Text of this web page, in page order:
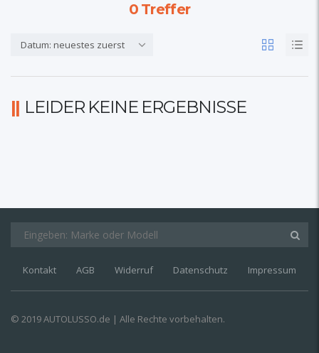
0Treffer
Datum: neuestes zuerst
LEIDER KEINE ERGEBNISSE
Kontakt AGB Widerruf Datenschutz Impressum
© 2019 AUTOLUSSO.de | Alle Rechte vorbehalten.